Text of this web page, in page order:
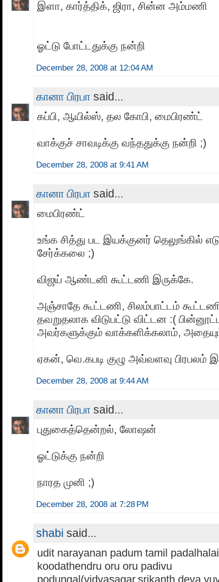
இளா, கார்த்திக், ஜிரா, சின்ன அம்மணி
ஓட்டு போட்டதுக்கு நன்றி
December 28, 2008 at 12:04 AM
கானா பிரபா said...
கப்பி, ஆயில்ஸ், தல கோபி, மைபிரண்ட்
வாக்குச் சாவடிக்கு வந்ததுக்கு நன்றி ;)
December 28, 2008 at 9:41 AM
கானா பிரபா said...
மைபிரண்ட்
உங்க சித்து பட இயக்குனர் தெலுங்கில்
சேர்க்கலை ;)
விஜய் ஆண்டனி கூட்டணி இருக்கே.
அஞ்சாதே கூட்டணி, சிலம்பாட்டம்
தவறுதலாக விடுபட்டு விட்டன :(
அவர்களுக்கும் வாக்களிக்கலாம்,
ஏகன், வெ.கபடி குழு அவ்வளவு பிரபலம்
December 28, 2008 at 9:44 AM
கானா பிரபா said...
புதுகைத்தென்றல், லோஷன்
ஓட்டுக்கு நன்றி
நாரத முனி ;)
December 28, 2008 at 7:28 PM
shabi said...
udit narayanan padum tamil
koodathendru oru oru padivu
podungal(vidyasagar,srikanth